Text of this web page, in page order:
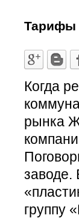
Тарифы
Когда
рынка
группу